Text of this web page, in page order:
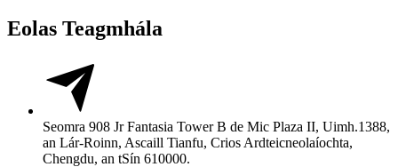
Eolas Teagmhála
Seomra 908 Jr Fantasia Tower B de Mic Plaza II, Uimh.1388,
an Lár-Roinn, Ascaill Tianfu, Crios Ardteicneolaíochta,
Chengdu, an tSín 610000.